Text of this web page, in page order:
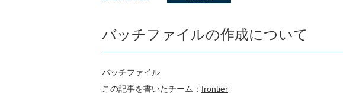
バッチファイルの作成について
バッチファイル
この記事を書いたチーム： frontier